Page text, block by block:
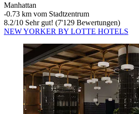
Manhattan
‐0.73 km vom Stadtzentrum
8.2/10 Sehr gut! (7'129 Bewertungen)
NEW YORKER BY LOTTE HOTELS